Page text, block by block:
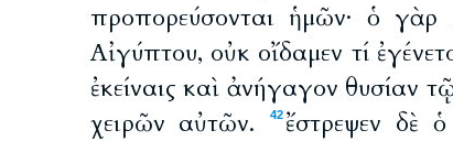
προπορεύσονται ἡμῶν· ὁ
Αἰγύπτου, οὐκ οἴδαμεν τί
ἐκείναις καὶ ἀνήγαγον θυσίαν
χειρῶν αὐτῶν.
42 ἔστρεψεν δὲ